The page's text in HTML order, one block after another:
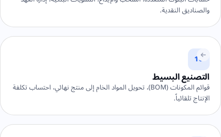
والصناديق النقدية.
10
التصنيع البسيط
قوائم المكونات (BOM)، تحويل المواد الخام إلى منتج نهائي، احتساب تكلفة
الإنتاج تلقائياً.